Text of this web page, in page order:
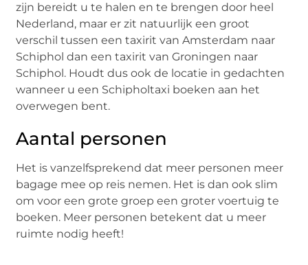
zijn bereidt u te halen en te brengen door heel
Nederland, maar er zit natuurlijk een groot
verschil tussen een taxirit van Amsterdam naar
Schiphol dan een taxirit van Groningen naar
Schiphol. Houdt dus ook de locatie in gedachten
wanneer u een Schipholtaxi boeken aan het
overwegen bent.
Aantal personen
Het is vanzelfsprekend dat meer personen meer
bagage mee op reis nemen. Het is dan ook slim
om voor een grote groep een groter voertuig te
boeken. Meer personen betekent dat u meer
ruimte nodig heeft!